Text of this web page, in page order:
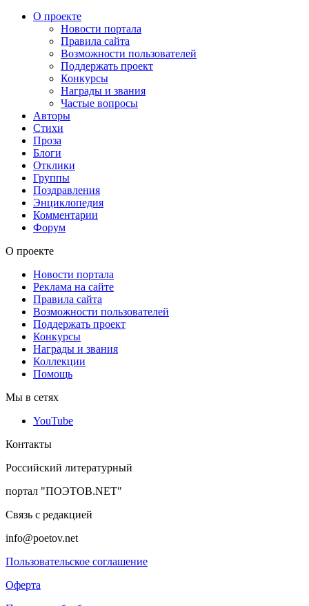
О проекте
Новости портала
Правила сайта
Возможности пользователей
Поддержать проект
Конкурсы
Награды и звания
Частые вопросы
Авторы
Стихи
Проза
Блоги
Отклики
Группы
Поздравления
Энциклопедия
Комментарии
Форум
О проекте
Новости портала
Реклама на сайте
Правила сайта
Возможности пользователей
Поддержать проект
Конкурсы
Награды и звания
Коллекции
Помощь
Мы в сетях
YouTube
Контакты
Российский литературный
портал "ПОЭТОВ.NET"
Связь с редакцией
info@poetov.net
Пользовательское соглашение
Оферта